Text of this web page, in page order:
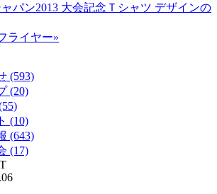
パン2013 大会記念Ｔシャツ デザインの
ライヤー»
(593)
(20)
(10)
(643)
(17)